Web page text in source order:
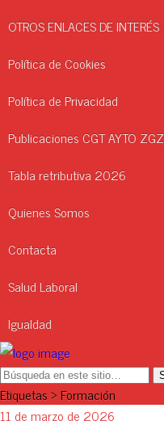
OTROS ENLACES DE INTERÉS
Política de Cookies
Política de Privacidad
Publicaciones CGT AYTO ZGZ
Tabla retributiva 2026
Quienes Somos
Contacta
Salud Laboral
Igualdad
Etiquetas › Formación
11 de marzo de 2026